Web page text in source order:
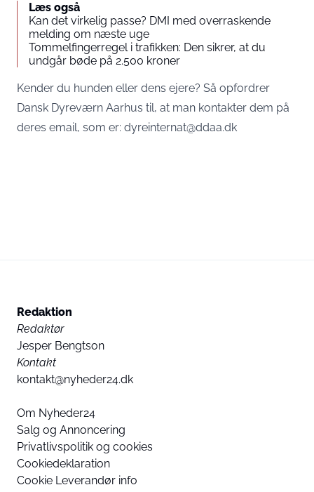
Læs også
Kan det virkelig passe? DMI med overraskende
melding om næste uge
Tommelfingerregel i trafikken: Den sikrer, at du
undgår bøde på 2.500 kroner
Kender du hunden eller dens ejere? Så opfordrer
Dansk Dyreværn Aarhus til, at man kontakter dem på
deres email, som er: dyreinternat@ddaa.dk
Redaktion
Redaktør
Jesper Bengtson
Kontakt
kontakt@nyheder24.dk
Om Nyheder24
Salg og Annoncering
Privatlivspolitik og cookies
Cookiedeklaration
Cookie Leverandør info